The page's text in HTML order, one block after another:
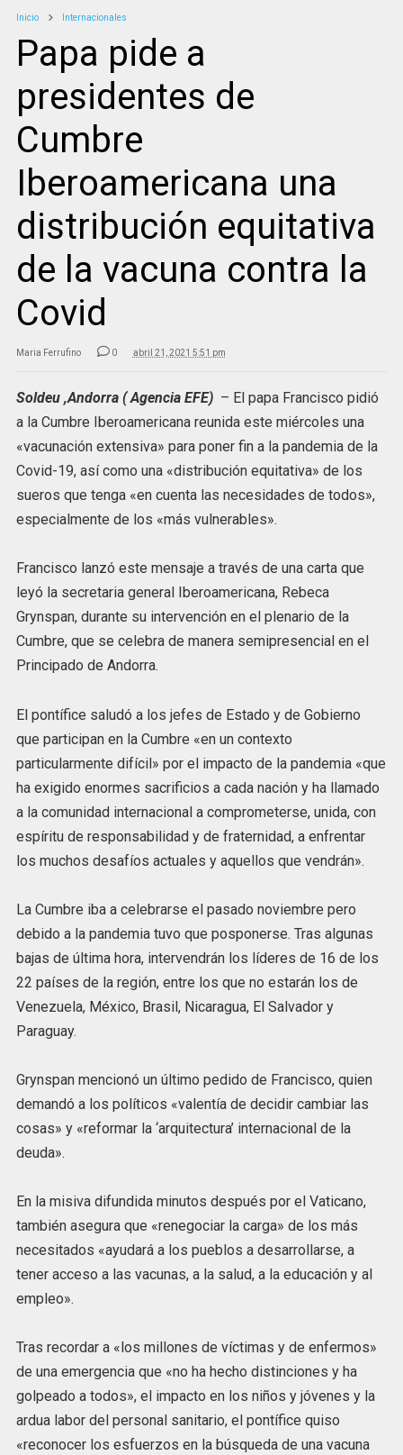
Inicio Internacionales
Papa pide a
presidentes de
Cumbre
Iberoamericana una
distribución equitativa
de la vacuna contra la
Covid
Maria Ferrufino 0 abril 21, 2021 5:51 pm
Soldeu ,Andorra ( Agencia EFE) – El papa Francisco pidió
a la Cumbre Iberoamericana reunida este miércoles una
«vacunación extensiva» para poner fin a la pandemia de la
Covid-19, así como una «distribución equitativa» de los
sueros que tenga «en cuenta las necesidades de todos»,
especialmente de los «más vulnerables».
Francisco lanzó este mensaje a través de una carta que
leyó la secretaria general Iberoamericana, Rebeca
Grynspan, durante su intervención en el plenario de la
Cumbre, que se celebra de manera semipresencial en el
Principado de Andorra.
El pontífice saludó a los jefes de Estado y de Gobierno
que participan en la Cumbre «en un contexto
particularmente difícil» por el impacto de la pandemia «que
ha exigido enormes sacrificios a cada nación y ha llamado
a la comunidad internacional a comprometerse, unida, con
espíritu de responsabilidad y de fraternidad, a enfrentar
los muchos desafíos actuales y aquellos que vendrán».
La Cumbre iba a celebrarse el pasado noviembre pero
debido a la pandemia tuvo que posponerse. Tras algunas
bajas de última hora, intervendrán los líderes de 16 de los
22 países de la región, entre los que no estarán los de
Venezuela, México, Brasil, Nicaragua, El Salvador y
Paraguay.
Grynspan mencionó un último pedido de Francisco, quien
demandó a los políticos «valentía de decidir cambiar las
cosas» y «reformar la ‘arquitectura’ internacional de la
deuda».
En la misiva difundida minutos después por el Vaticano,
también asegura que «renegociar la carga» de los más
necesitados «ayudará a los pueblos a desarrollarse, a
tener acceso a las vacunas, a la salud, a la educación y al
empleo».
Tras recordar a «los millones de víctimas y de enfermos»
de una emergencia que «no ha hecho distinciones y ha
golpeado a todos», el impacto en los niños y jóvenes y la
ardua labor del personal sanitario, el pontífice quiso
«reconocer los esfuerzos en la búsqueda de una vacuna